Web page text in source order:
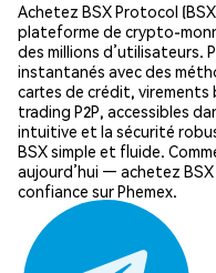
Achetez BSX Protocol
plateforme de crypto-
des millions d’utilisateurs.
instantanés avec des
cartes de crédit,
trading P2P, accessibles
intuitive et la sécurité
BSX simple et fluide.
aujourd’hui — achetez
confiance sur Phemex.